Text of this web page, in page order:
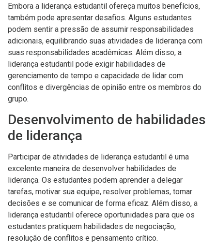
Embora a liderança estudantil ofereça muitos benefícios,
também pode apresentar desafios. Alguns estudantes
podem sentir a pressão de assumir responsabilidades
adicionais, equilibrando suas atividades de liderança com
suas responsabilidades acadêmicas. Além disso, a
liderança estudantil pode exigir habilidades de
gerenciamento de tempo e capacidade de lidar com
conflitos e divergências de opinião entre os membros do
grupo.
Desenvolvimento de habilidades
de liderança
Participar de atividades de liderança estudantil é uma
excelente maneira de desenvolver habilidades de
liderança. Os estudantes podem aprender a delegar
tarefas, motivar sua equipe, resolver problemas, tomar
decisões e se comunicar de forma eficaz. Além disso, a
liderança estudantil oferece oportunidades para que os
estudantes pratiquem habilidades de negociação,
resolução de conflitos e pensamento crítico.